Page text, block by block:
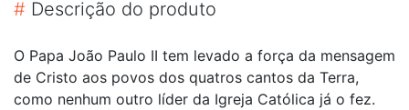
# Descrição do produto
O Papa João Paulo II tem levado a força da mensagem
de Cristo aos povos dos quatros cantos da Terra,
como nenhum outro líder da Igreja Católica já o fez.